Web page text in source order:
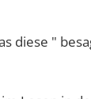
diese "